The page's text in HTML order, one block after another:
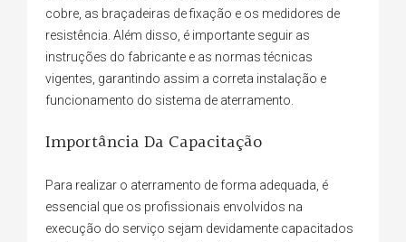
cobre, as braçadeiras de fixação e os medidores de
resistência. Além disso, é importante seguir as
instruções do fabricante e as normas técnicas
vigentes, garantindo assim a correta instalação e
funcionamento do sistema de aterramento.
Importância Da Capacitação
Para realizar o aterramento de forma adequada, é
essencial que os profissionais envolvidos na
execução do serviço sejam devidamente capacitados